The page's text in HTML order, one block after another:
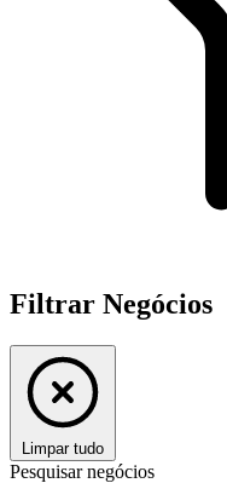
Filtrar Negócios
Limpar tudo
Pesquisar negócios